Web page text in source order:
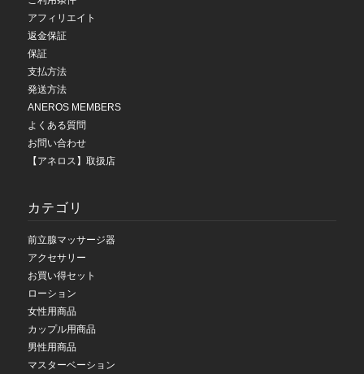
アフィリエイト
返金保証
保証
支払方法
発送方法
ANEROS MEMBERS
よくある質問
お問い合わせ
【アネロス】取扱店
カテゴリ
前立腺マッサージ器
アクセサリー
お買い得セット
ローション
女性用商品
カップル用商品
男性用商品
マスターベーション